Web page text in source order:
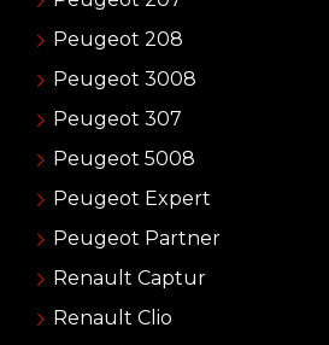
Peugeot 208
Peugeot 3008
Peugeot 307
Peugeot 5008
Peugeot Expert
Peugeot Partner
Renault Captur
Renault Clio